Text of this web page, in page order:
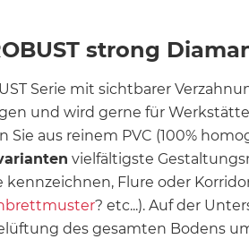
strong
Serie mit sichtbarer
und wird gerne für
Sie aus reinem PVC (100%
vielfältigste
kennzeichnen, Flure oder
? etc...). Auf der
des gesamten Bodens